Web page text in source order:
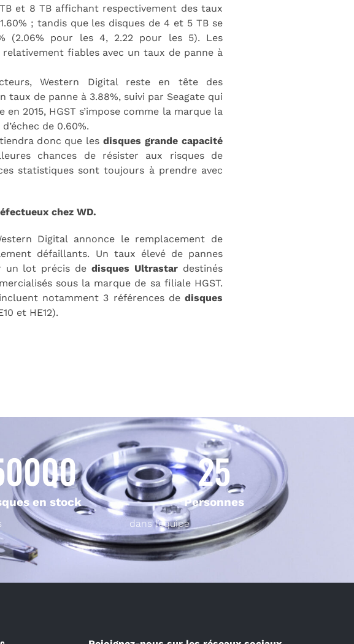
et 8 TB affichant respectivement des taux
; tandis que les disques de 4 et 5 TB se
(2.06% pour les 4, 2.22 pour les 5). Les
relativement fiables avec un taux de panne à
Western Digital reste en tête des
taux de panne à 3.88%, suivi par Seagate qui
en 2015, HGST s’impose comme la marque la
de 0.60%.
donc que lesdisques grande capacité
chances de résister aux risques de
statistiques sont toujours à prendre avec
chez WD.
Digital annonce le remplacement de
défaillants. Un taux élevé de pannes
un lot précis dedisques Ultrastar destinés
sous la marque de sa filiale HGST.
notamment 3 références de disques
et HE12).
en stock Personnes
25
dans l’équipe